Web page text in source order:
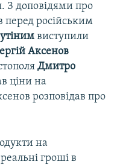
З доповідями про
перед російським
виступили
Аксенов
Дмитро
ціни на
розповідав про
на
гроші в